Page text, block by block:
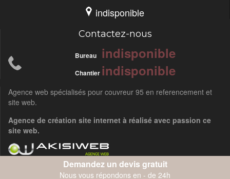
indisponible
Contactez-nous
Bureau indisponible
Chantier indisponible
Agence web spécialisés pour couvreur 95 en referencement et
site web.
Agence de création site internet à réalisé avec passion ce
site web.
Copyright 2016 -
Demandez un devis gratuit
Nous vous répondons en - de 24h